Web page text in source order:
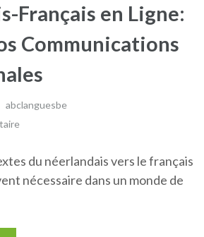
Français en Ligne:
Communications
abclanguesbe
du néerlandais vers le français
nécessaire dans un monde de